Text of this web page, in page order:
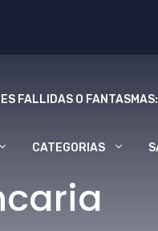
FALLIDAS O
CATEGORIAS